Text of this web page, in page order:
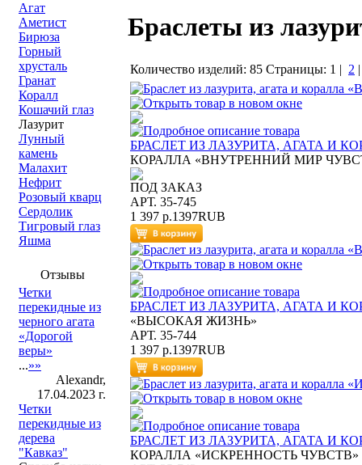
Агат
Аметист
Бирюза
Горный
хрусталь
Гранат
Коралл
Кошачий глаз
Лазурит
Лунный
камень
Малахит
Нефрит
Розовый кварц
Сердолик
Тигровый глаз
Яшма
Отзывы
Четки
перекидные из
черного агата
«Дорогой
веры»
...»»
Alexandr,
17.04.2023 г.
Четки
перекидные из
дерева
"Кавказ"
Браслеты из
Количество изделий: 85 Страницы: 1 | 2
БРАСЛЕТ ИЗ ЛАЗУРИТА, АГАТА И
КОРАЛЛА «ВНУТРЕННИЙ МИР
ПОД ЗАКАЗ
АРТ. 35-745
1 397 р.1397RUB
БРАСЛЕТ ИЗ ЛАЗУРИТА, АГАТА И
«ВЫСОКАЯ ЖИЗНЬ»
АРТ. 35-744
1 397 р.1397RUB
БРАСЛЕТ ИЗ ЛАЗУРИТА, АГАТА И
КОРАЛЛА «ИСКРЕННОСТЬ ЧУВСТВ»